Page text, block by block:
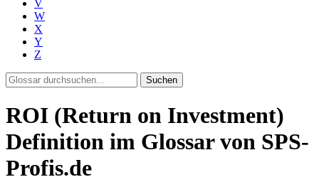
V
W
X
Y
Z
Suchen
ROI (Return on Investment)
Definition im Glossar von SPS-
Profis.de